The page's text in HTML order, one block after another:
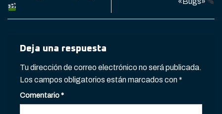
Deja una respuesta
Tu dirección de correo electrónico no será publicada.
Los campos obligatorios están marcados con*
Comentario*